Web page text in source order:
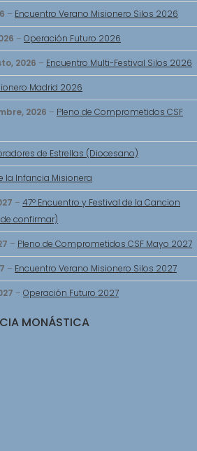
– Encuentro Verano Misionero Silos 2026
– Operación Futuro 2026
2026 – Encuentro Multi-Festival Silos 2026
Madrid 2026
2026 – Pleno de Comprometidos CSF
de Estrellas (Diocesano)
la Infancia Misionera
– 47º Encuentro y Festival de la Cancion
confirmar)
– Pleno de Comprometidos CSF Mayo 2027
– Encuentro Verano Misionero Silos 2027
– Operación Futuro 2027
MONÁSTICA